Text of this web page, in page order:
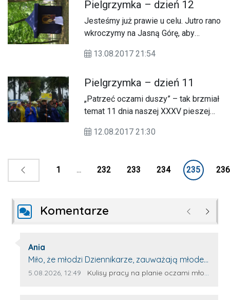
Antoniego Padewskiego w
Radecznicy. Jego tematem byli
„Święci i błogosławieni”.
Pielgrzymka – dzień 12
Jesteśmy już prawie u celu. Jutro rano
wkroczymy na Jasną Górę, aby
na pielgrzymi szlak złożyć u stóp
13.08.2017 21:54
Pielgrzymka – dzień 11
„Patrzeć oczami duszy” – tak brzmiał
temat 11 dnia naszej XXXV pieszej
na Jasną Górę.
12.08.2017 21:30
1 ... 232 233 234 235 236
Komentarze Poprzednie
Autor komentarza:
Ania
Treść komentarza:
Miło, że młodzi Dziennikarze, zauważają młode
talenty, które dopiero wkraczają na rynek
Data dodania komentarza:
5.08.2026, 12:49 Źródło komentarza:
Kulisy pracy na planie oczami młodego filmowca